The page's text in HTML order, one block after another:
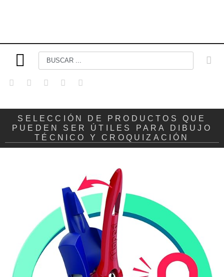
SELECCIÓN DE PRODUCTOS QUE
PUEDEN SER ÚTILES PARA DIBUJO
TÉCNICO Y CROQUIZACIÓN